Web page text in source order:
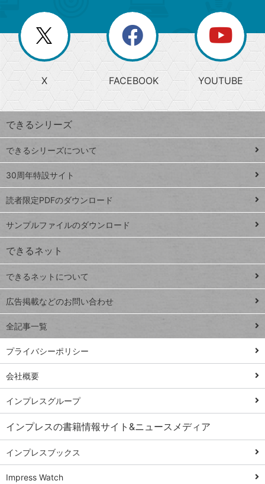
じ
る
search
検
索
上
昇
ワ
ー
ド
Google
スプレ
ッドシ
ート
iPhone
VLOOKUP
close
閉じ
る
閉
じ
る
ー
か
ら
探
す
ト
ッ
プ
ペ
ジ
連載
Excel Q&A
トイアンナ流仕
事術
PowerAutomate
ではじめる業務
の完全自動化
AI議事録作成術
Windows 11
Q&A
Teams踏み込み
活用術
Excel講師の仕事
術
X FACEBOOK YOUTUBE
できるシリーズ
できるシリーズについて
30周年特設サイト
読者限定PDFのダウンロード
サンプルファイルのダウンロード
できるネット
できるネットについて
広告掲載などのお問い合わせ
全記事一覧
プライバシーポリシー
会社概要
インプレスグループ
インプレスの書籍情報サイト&ニュースメディア
インプレスブックス
Impress Watch